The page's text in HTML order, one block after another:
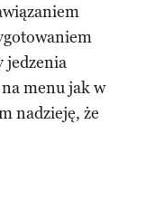
jedzenia
menu jak w
nadzieję, że